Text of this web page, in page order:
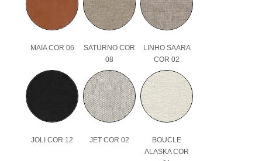
MAIA COR 06
SATURNO COR
08
LINHO SAARA
COR 02
JOLI COR 12 JET COR 02
BOUCLE
ALASKA COR